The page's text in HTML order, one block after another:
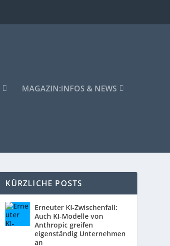
MAGAZIN:INFOS & NEWS
KÜRZLICHE POSTS
Erneuter KI-Zwischenfall:
Auch KI-Modelle von
Anthropic greifen
eigenständig Unternehmen
an